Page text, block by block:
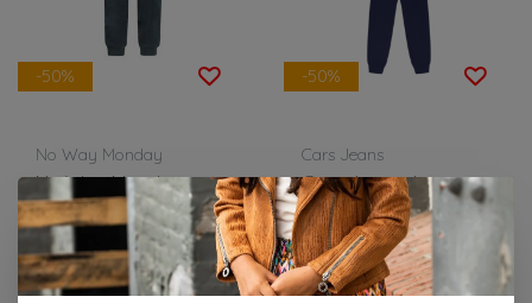
-50%
No Way Monday
No Way Monday
Jongens Broek
14,00
Bekijken
-50%
Cars Jeans
Cars Jeans Jongens
Joggingpak ULFAR
35,00 69,99
Bekijken